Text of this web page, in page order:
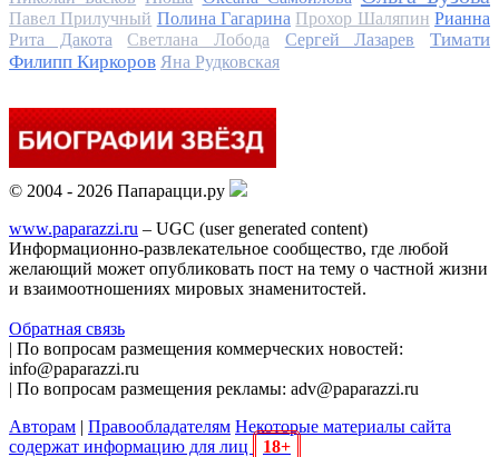
Павел Прилучный Полина Гагарина Прохор Шаляпин Рианна
Рита Дакота
Светлана Лобода Сергей Лазарев
Тимати
Филипп Киркоров Яна Рудковская
© 2004 - 2026 Папарацци.ру
www.paparazzi.ru – UGC (user generated content)
Информационно-развлекательное сообщество, где любой
желающий может опубликовать пост на тему о частной жизни
и взаимоотношениях мировых знаменитостей.
Обратная связь
| По вопросам размещения коммерческих новостей:
info@paparazzi.ru
| По вопросам размещения рекламы: adv@paparazzi.ru
Авторам | Правообладателям Некоторые материалы сайта
содержат информацию для лиц
18+